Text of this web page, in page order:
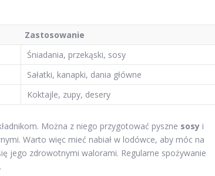
Zastosowanie
Śniadania, przekąski, sosy
Sałatki, kanapki, dania główne
Koktajle, zupy, desery
Można z niego przygotować pyszne sosy i
Warto więc mieć nabiał w lodówce, aby móc na
jego zdrowotnymi walorami. Regularne spożywanie